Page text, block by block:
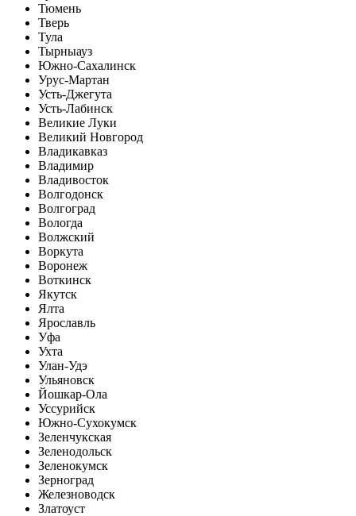
Тюмень
Тверь
Тула
Тырныауз
Южно-Сахалинск
Урус-Мартан
Усть-Джегута
Усть-Лабинск
Великие Луки
Великий Новгород
Владикавказ
Владимир
Владивосток
Волгодонск
Волгоград
Вологда
Волжский
Воркута
Воронеж
Воткинск
Якутск
Ялта
Ярославль
Уфа
Ухта
Улан-Удэ
Ульяновск
Йошкар-Ола
Уссурийск
Южно-Сухокумск
Зеленчукская
Зеленодольск
Зеленокумск
Зерноград
Железноводск
Златоуст